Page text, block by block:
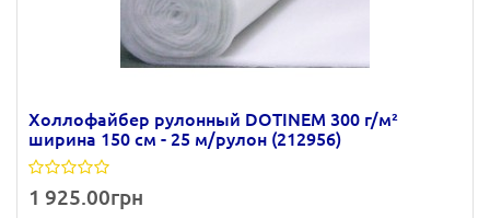
Холлофайбер рулонный DOTINEM 300 г/м²
ширина 150 см - 25 м/рулон (212956)
1 925.00грн